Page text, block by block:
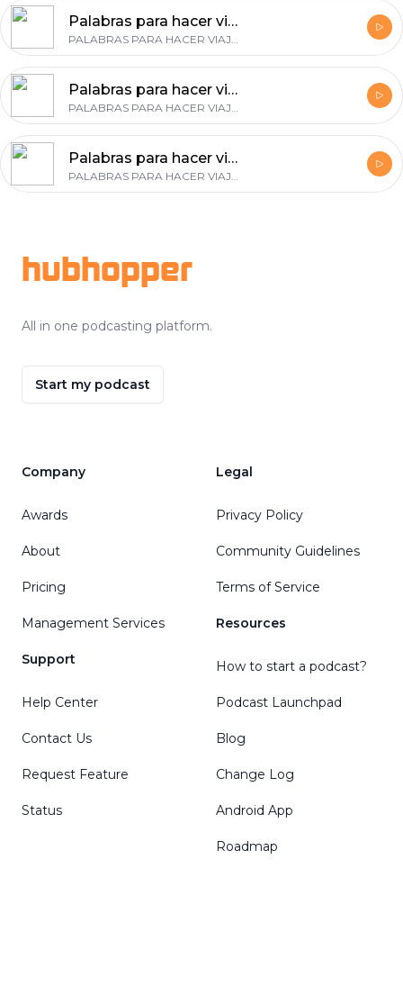
Palabras para hacer viajar 1x10 - Balance del 2019
PALABRAS PARA HACER VIAJAR
Palabras para hacer viajar 1x09 - ¿Cómo sobresalir cuando tooooodas las marcas están hablando de lo mismo?
PALABRAS PARA HACER VIAJAR
Palabras para hacer viajar 1x08 - Cómo utilizar los testimonios en tu web
PALABRAS PARA HACER VIAJAR
hubhopper
All in one podcasting platform.
Start my podcast
Company
Awards
About
Pricing
Management Services
Support
Help Center
Contact Us
Request Feature
Status
Legal
Privacy Policy
Community Guidelines
Terms of Service
Resources
How to start a podcast?
Podcast Launchpad
Blog
Change Log
Android App
Roadmap